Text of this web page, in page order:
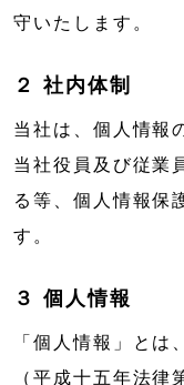
守いたします。
２ 社内体制
当社は、個人情報
当社役員及び従業
る等、個人情報保
す。
３ 個人情報
「個人情報」と
（平成十五年法